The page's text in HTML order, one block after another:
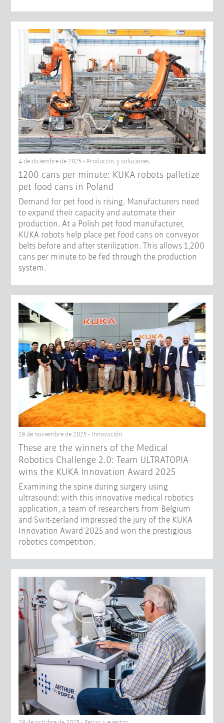
4 de diciembre de 2025 - Productos y soluciones
1200 cans per minute: KUKA robots palletize
pet food cans in Poland
Demand for pet food is rising. Manufacturers need
to expand their capacity and automate their
production. At a Polish pet food manufacturer,
KUKA robots help place pet food cans on conveyor
belts before and after sterilization. This allows 1,200
cans per minute to be fed through the production
system.
19 de noviembre de 2025 - Innovación
These are the winners of the Medical
Robotics Challenge 2.0: Team ULTRATOPIA
wins the KUKA Innovation Award 2025
Examining the spine during surgery using
ultrasound: with this innovative medical robotics
application, a team of researchers from Belgium
and Swit-zerland impressed the jury of the KUKA
Innovation Award 2025 and won the prestigious
robotics competition.